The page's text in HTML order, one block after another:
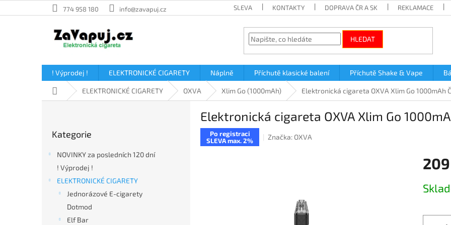
na
774 958 180 info@zavapuj.cz SLEVA KONTAKTY DOPRAVA ČR A SK REKLAMACE
HLEDAT
! Výprodej ! ELEKTRONICKÉ CIGARETY Náplně Příchutě klasické balení Příchutě Shake & Vape
Domů ELEKTRONICKÉ CIGARETY OXVA Xlim Go (1000mAh) Elektronická cigareta OXVA Xlim Go 1000mAh
kategorie
Kategorie
NOVINKY za posledních 120 dní
! Výprodej !
ELEKTRONICKÉ CIGARETY
Jednorázové E-cigarety
Dotmod
Elf Bar
Elektronická cigareta OXVA Xlim Go
Po registraci
SLEVA max. 2%
Značka: OXVA
cena: